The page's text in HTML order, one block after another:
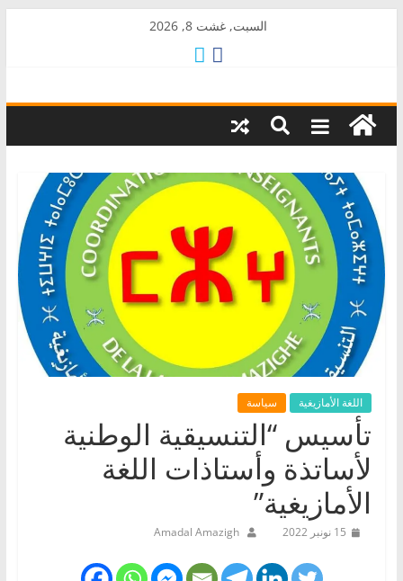
السبت, غشت 8, 2026
AkalPress
منبر
المغرب
اللغة الأمازيغية سياسة
تأسيس “التنسيقية الوطنية
لأساتذة وأستاذات اللغة
الأمازيغية”
15 نونبر 2022 Amadal Amazigh